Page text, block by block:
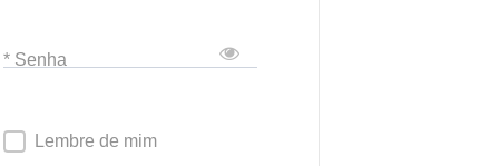
* Senha
Lembre de mim